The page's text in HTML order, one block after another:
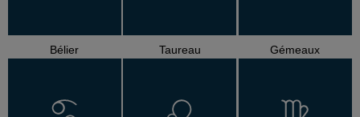
Bélier Taureau Gémeaux